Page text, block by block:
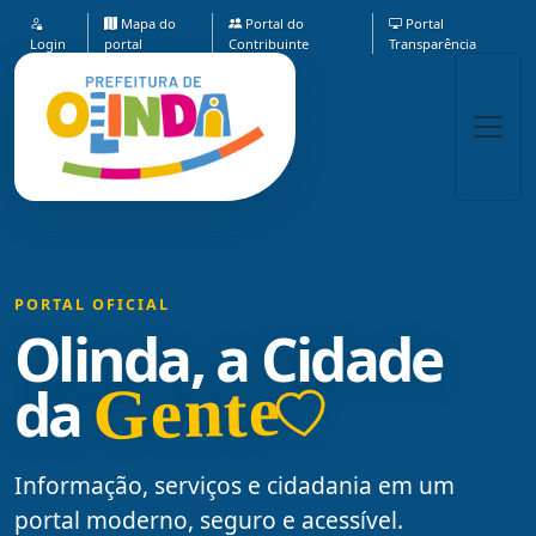
Login
Mapa do
portal
Portal do
Contribuinte
Portal
Transparência
PORTAL OFICIAL
Olinda, a Cidade
daGente
Informação, serviços e cidadania em um
portal moderno, seguro e acessível.